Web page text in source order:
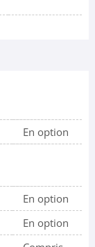
En option
En option
En option